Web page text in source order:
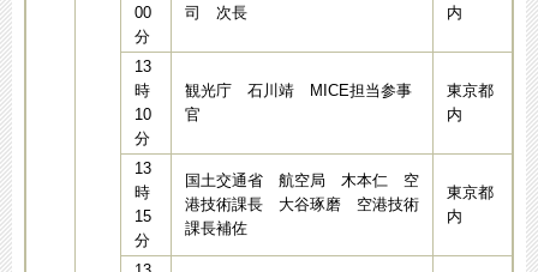
00
分
司 次長
内
13
時
10
分
観光庁 石川靖 MICE担当参事
官
東京都
内
13
時
15
分
国土交通省 航空局 木本仁 空
港技術課長 大谷琢磨 空港技術
課長補佐
東京都
内